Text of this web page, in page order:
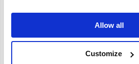
Allow all
Customize